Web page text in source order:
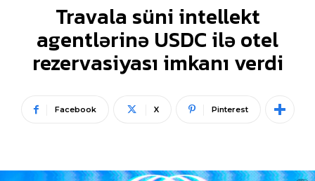
Travala süni intellekt
agentlərinə USDC ilə otel
rezervasiyası imkanı verdi
Facebook X Pinterest